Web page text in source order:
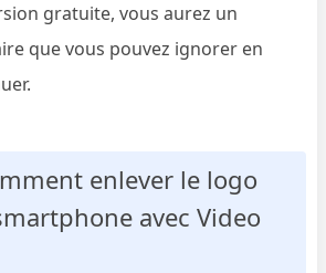
gratuite, vous aurez un
que vous pouvez ignorer en
enlever le logo
avec Video